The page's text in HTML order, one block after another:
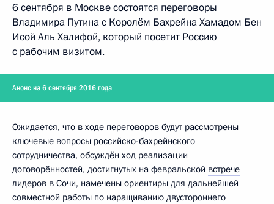
6 сентября в Москве состоятся переговоры
Владимира Путина с Королём Бахрейна Хамадом Бен
Исой Аль Халифой, который посетит Россию
с рабочим визитом.
Анонс на 6 сентября 2016 года
Ожидается, что в ходе переговоров будут рассмотрены
ключевые вопросы российско-бахрейнского
сотрудничества, обсуждён ход реализации
договорённостей, достигнутых на февральской встрече
лидеров в Сочи, намечены ориентиры для дальнейшей
совместной работы по наращиванию двустороннего